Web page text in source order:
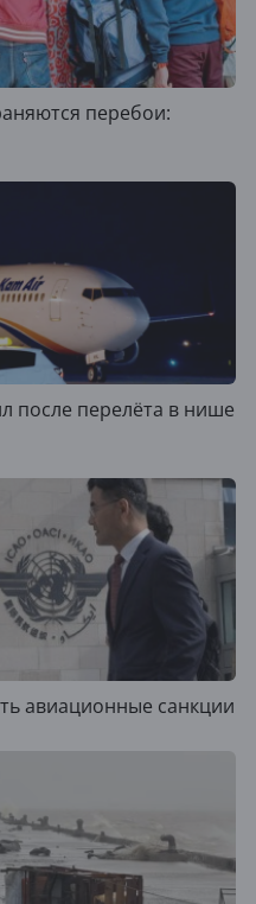
перебои:
после перелёта в нише
авиационные санкции